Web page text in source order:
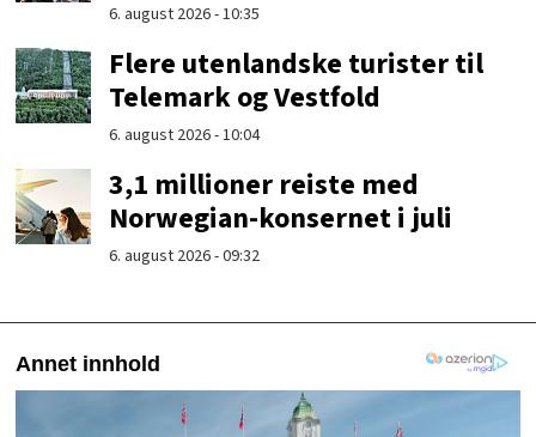
6. august 2026 - 10:35
Flere utenlandske turister til
Telemark og Vestfold
6. august 2026 - 10:04
3,1 millioner reiste med
Norwegian-konsernet i juli
6. august 2026 - 09:32